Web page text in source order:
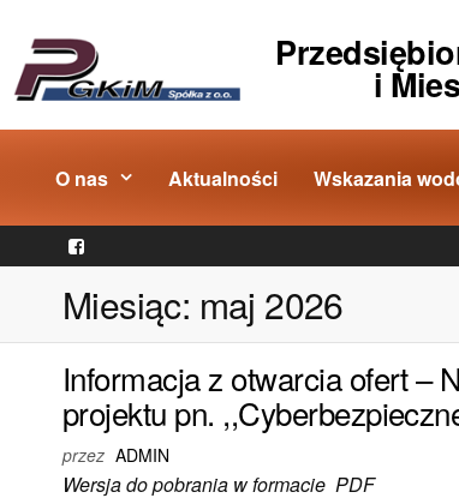
i
O nas Aktualności Wskazania
Miesiąc: maj 2026
Informacja z otwarcia ofert –
projektu pn.
przez ADMIN
Wersja do pobrania w formacie PDF